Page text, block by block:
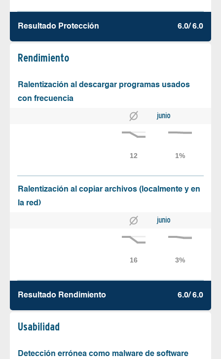
Resultado Protección 6.0/ 6.0
Rendimiento
Ralentización al descargar programas usados
con frecuencia
junio
Ralentización al copiar archivos (localmente y en
la red)
junio
Resultado Rendimiento 6.0/ 6.0
Usabilidad
Detección errónea como malware de software